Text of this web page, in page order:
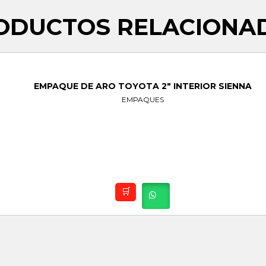
EMPAQUE DE ARO TOYOTA 2″ INTERIOR SIENNA
EMPAQUES